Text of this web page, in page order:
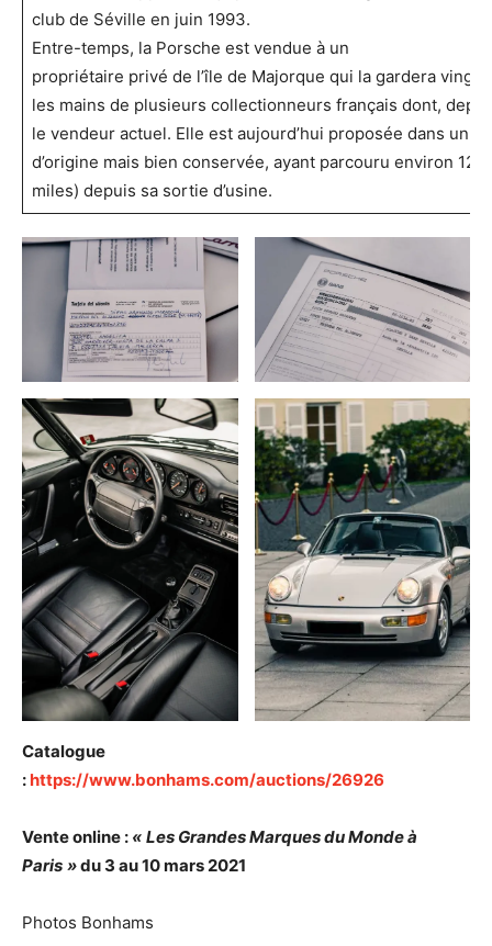
club de Séville en juin 1993.
Entre-temps, la Porsche est vendue à un
propriétaire privé de l’île de Majorque qui la gardera vingt
les mains de plusieurs collectionneurs français dont,
le vendeur actuel. Elle est aujourd’hui proposée dans un
d’origine mais bien conservée, ayant parcouru environ 120
miles) depuis sa sortie d’usine.
Catalogue
: https://www.bonhams.com/auctions/26926
Vente online : « Les Grandes Marques du Monde à
Paris »du 3 au 10 mars 2021
Photos Bonhams